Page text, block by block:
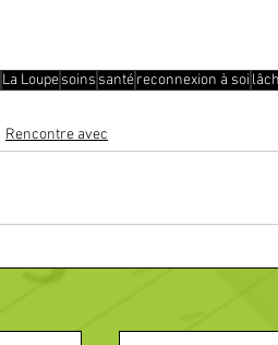
La Loupesoins santéreconnexion à soi
Rencontre avec